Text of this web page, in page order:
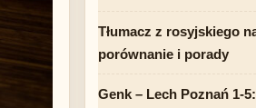
Tłumacz z rosyjskiego
porównanie i porady
Genk – Lech Poznań 1-